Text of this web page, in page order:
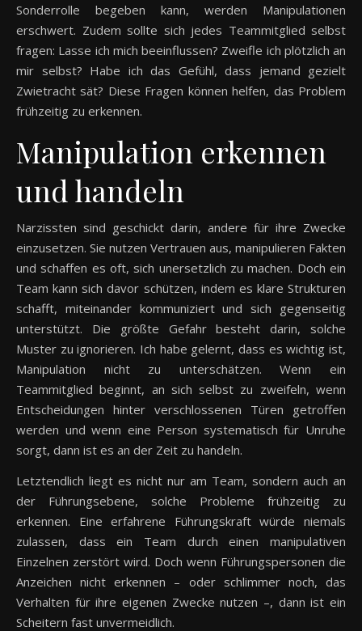
Sonderrolle begeben kann, werden Manipulationen
erschwert. Zudem sollte sich jedes Teammitglied selbst
fragen: Lasse ich mich beeinflussen? Zweifle ich plötzlich an
mir selbst? Habe ich das Gefühl, dass jemand gezielt
Zwietracht sät? Diese Fragen können helfen, das Problem
frühzeitig zu erkennen.
Manipulation erkennen
und handeln
Narzissten sind geschickt darin, andere für ihre Zwecke
einzusetzen. Sie nutzen Vertrauen aus, manipulieren Fakten
und schaffen es oft, sich unersetzlich zu machen. Doch ein
Team kann sich davor schützen, indem es klare Strukturen
schafft, miteinander kommuniziert und sich gegenseitig
unterstützt. Die größte Gefahr besteht darin, solche
Muster zu ignorieren. Ich habe gelernt, dass es wichtig ist,
Manipulation nicht zu unterschätzen. Wenn ein
Teammitglied beginnt, an sich selbst zu zweifeln, wenn
Entscheidungen hinter verschlossenen Türen getroffen
werden und wenn eine Person systematisch für Unruhe
sorgt, dann ist es an der Zeit zu handeln.
Letztendlich liegt es nicht nur am Team, sondern auch an
der Führungsebene, solche Probleme frühzeitig zu
erkennen. Eine erfahrene Führungskraft würde niemals
zulassen, dass ein Team durch einen manipulativen
Einzelnen zerstört wird. Doch wenn Führungspersonen die
Anzeichen nicht erkennen – oder schlimmer noch, das
Verhalten für ihre eigenen Zwecke nutzen –, dann ist ein
Scheitern fast unvermeidlich.